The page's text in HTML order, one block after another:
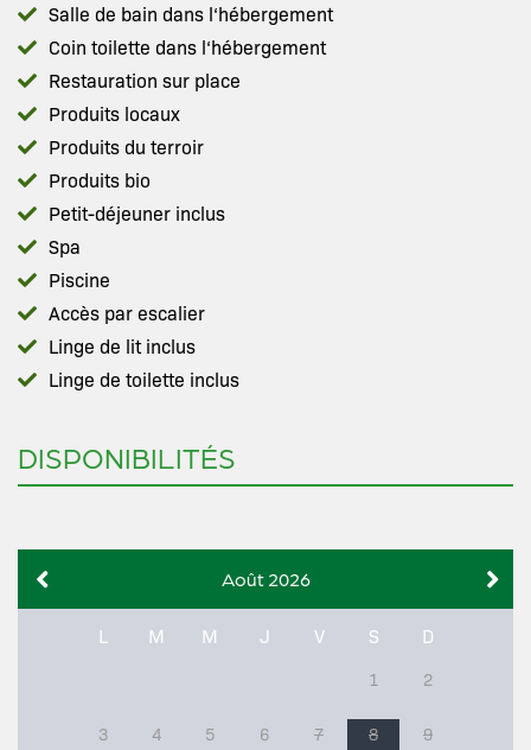
Salle de bain dans l‘hébergement
Coin toilette dans l‘hébergement
Restauration sur place
Produits locaux
Produits du terroir
Produits bio
Petit-déjeuner inclus
Spa
Piscine
Accès par escalier
Linge de lit inclus
Linge de toilette inclus
DISPONIBILITÉS
Août 2026
L M M J V S D
1 2
3 4 5 6 7 8 9